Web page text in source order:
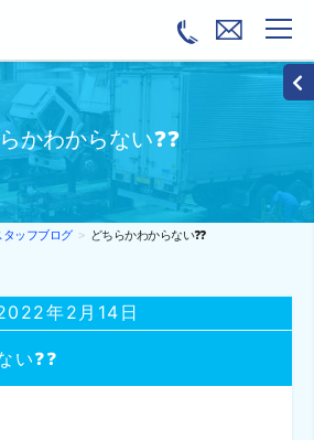
かわからない❓❓
タッフブログ どちらかわからない❓❓
❓❓
年2月14日